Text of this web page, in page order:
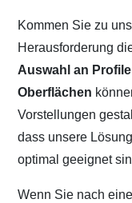
Kommen Sie zu
Herausforderung
Auswahl an
Oberflächen
Vorstellungen
dass unsere
optimal geeignet
Wenn Sie nach